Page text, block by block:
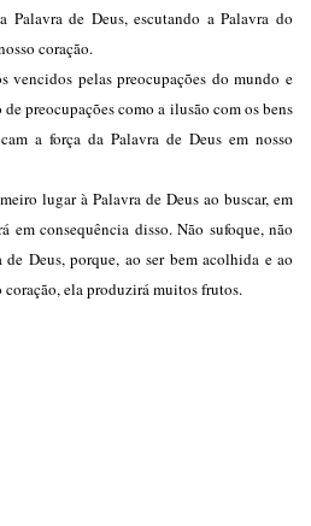
Palavra de Deus, escutando a Palavra do
coração.
vencidos pelas preocupações do mundo e
preocupações como a ilusão com os bens
a força da Palavra de Deus em nosso
lugar à Palavra de Deus ao buscar, em
consequência disso. Não sufoque, não
Deus, porque, ao ser bem acolhida e ao
coração, ela produzirá muitos frutos.